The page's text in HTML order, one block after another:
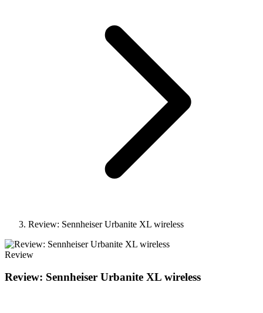
Review: Sennheiser Urbanite XL wireless
Review
Review: Sennheiser Urbanite XL wireless